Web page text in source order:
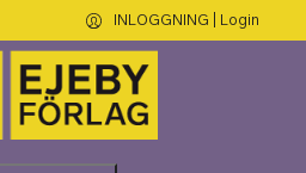
INLOGGNING | Login